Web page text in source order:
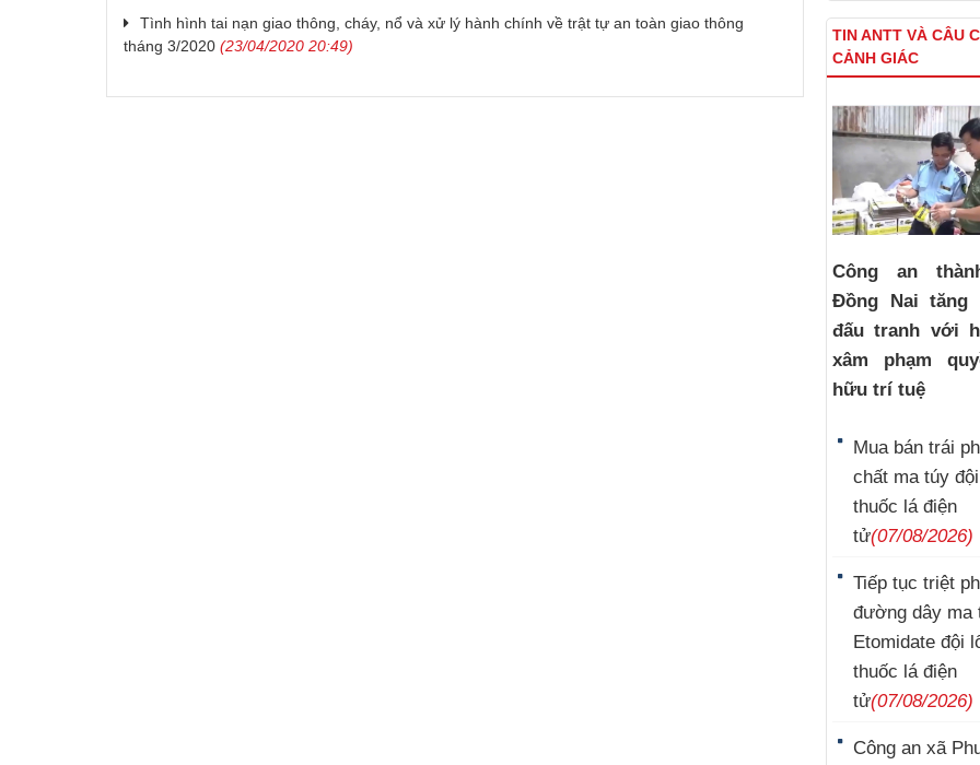
Tình hình tai nạn giao thông, cháy, nổ và xử lý hành chính về trật tự an toàn giao thông
tháng 3/2020 (23/04/2020 20:49)
TIN ANTT VÀ CÂU
CẢNH GIÁC
Công an
Đồng Nai tăng
đấu tranh với
xâm phạm
hữu trí tuệ
Mua bán trái
chất ma túy
thuốc lá điện
tử(07/08/2026)
Tiếp tục triệt
đường dây ma
Etomidate đội
thuốc lá điện
tử(07/08/2026)
Công an xã